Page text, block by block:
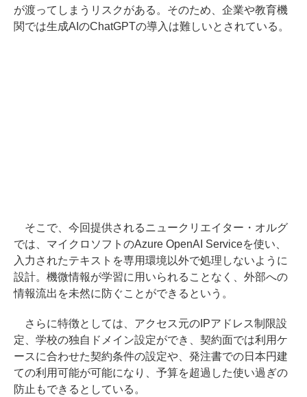
が渡ってしまうリスクがある。そのため、企業や教育機
関では生成AIのChatGPTの導入は難しいとされている。
そこで、今回提供されるニュークリエイター・オルグ
では、マイクロソフトのAzure OpenAI Serviceを使い、
入力されたテキストを専用環境以外で処理しないように
設計。機微情報が学習に用いられることなく、外部への
情報流出を未然に防ぐことができるという。
さらに特徴としては、アクセス元のIPアドレス制限設
定、学校の独自ドメイン設定ができ、契約面では利用ケ
ースに合わせた契約条件の設定や、発注書での日本円建
ての利用可能が可能になり、予算を超過した使い過ぎの
防止もできるとしている。